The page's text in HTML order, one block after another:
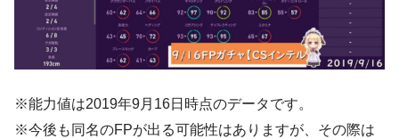
※能力値は2019年9月16日時点のデータです。
※今後も同名のFPが出る可能性はありますが、その際は